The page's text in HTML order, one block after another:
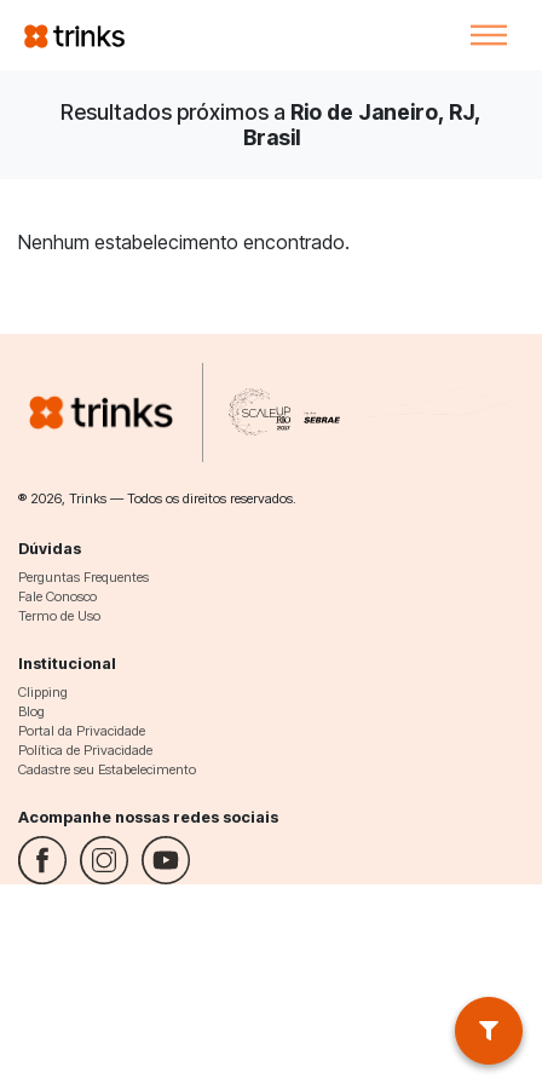
Resultados próximos a Rio de Janeiro, RJ,
Brasil
Nenhum estabelecimento encontrado.
® 2026, Trinks — Todos os direitos reservados.
Dúvidas
Perguntas Frequentes
Fale Conosco
Termo de Uso
Institucional
Clipping
Blog
Portal da Privacidade
Política de Privacidade
Cadastre seu Estabelecimento
Acompanhe nossas redes sociais